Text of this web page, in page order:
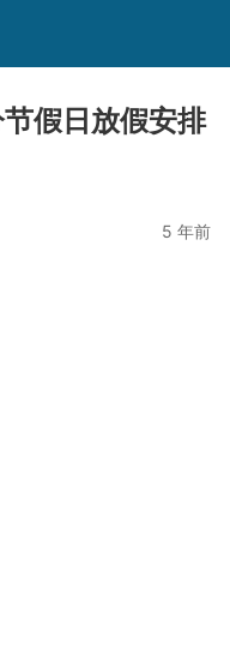
假日放假安排
5 年前